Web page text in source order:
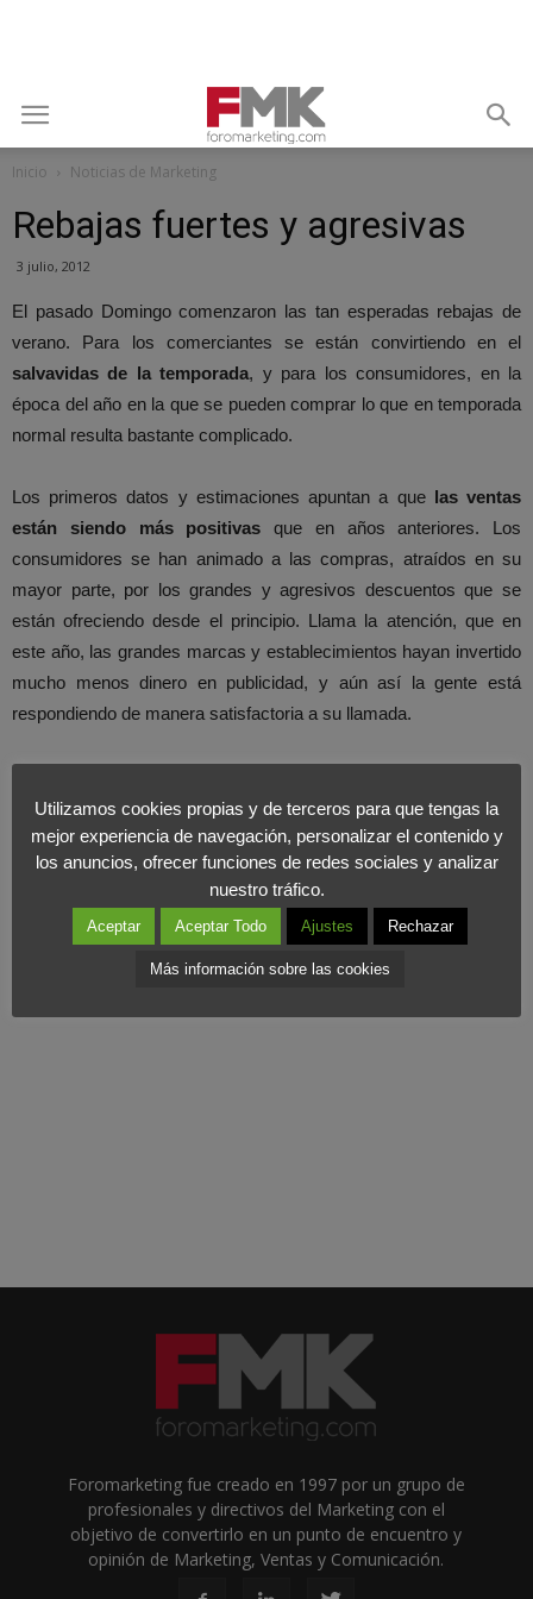
Inicio Noticias de Marketing
Rebajas fuertes y agresivas
3 julio, 2012
El pasado Domingo comenzaron las tan esperadas rebajas de
verano. Para los comerciantes se están convirtiendo en el
salvavidas de la temporada, y para los consumidores, en la
época del año en la que se pueden comprar lo que en temporada
normal resulta bastante complicado.
Los primeros datos y estimaciones apuntan a que las ventas
están siendo más positivas que en años anteriores. Los
consumidores se han animado a las compras, atraídos en su
mayor parte, por los grandes y agresivos descuentos que se
están ofreciendo desde el principio. Llama la atención, que en
este año, las grandes marcas y establecimientos hayan invertido
mucho menos dinero en publicidad, y aún así la gente está
respondiendo de manera satisfactoria a su llamada.
de estimación de ventas de los comerciantes del sector, pero
apuntamos a que no se podrá hacer una valoración realmente
fiable hasta finales del mes de Julio.
Foromarketing fue creado en 1997 por un grupo de
profesionales y directivos del Marketing con el
objetivo de convertirlo en un punto de encuentro y
opinión de Marketing, Ventas y Comunicación.
Utilizamos cookies propias y de terceros para que tengas la
mejor experiencia de navegación, personalizar el contenido y
los anuncios, ofrecer funciones de redes sociales y analizar
nuestro tráfico.
Aceptar Aceptar Todo Ajustes Rechazar
Más información sobre las cookies